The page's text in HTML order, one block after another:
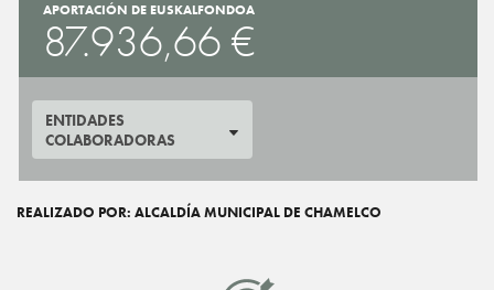
APORTACIÓN DE EUSKALFONDOA
87.936,66 €
ENTIDADES
COLABORADORAS
REALIZADO POR: ALCALDÍA MUNICIPAL DE CHAMELCO